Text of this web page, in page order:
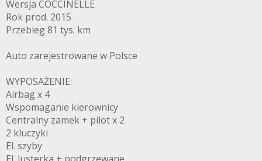
Wersja COCCINELLE
Rok prod. 2015
Przebieg 81 tys. km
Auto zarejestrowane w Polsce
WYPOSAŻENIE:
Airbag x 4
Wspomaganie kierownicy
Centralny zamek + pilot x 2
2 kluczyki
El. szyby
El. lusterka + podgrzewane